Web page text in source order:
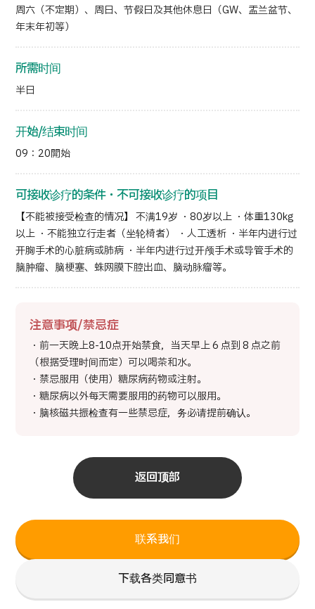
日语 英语 汉语 越南语
联系我们
下载各类同意书
周六（不定期）、周日、节假日及其他休息日（GW、盂兰盆节、
年末年初等）
所需时间
半日
开始/结束时间
09：20開始
可接收诊疗的条件・不可接收诊疗的项目
【不能被接受检查的情况】 不满19岁 ・80岁以上 ・体重130kg
以上 ・不能独立行走者（坐轮椅者） ・人工透析 ・半年内进行过
开胸手术的心脏病或肺病 ・半年内进行过开颅手术或导管手术的
脑肿瘤、脑梗塞、蛛网膜下腔出血、脑动脉瘤等。
注意事项/禁忌症
・前一天晚上8-10点开始禁食，当天早上 6 点到 8 点之前
（根据受理时间而定）可以喝茶和水。
・禁忌服用（使用）糖尿病药物或注射。
・糖尿病以外每天需要服用的药物可以服用。
・脑核磁共振检查有一些禁忌症，务必请提前确认。
返回顶部